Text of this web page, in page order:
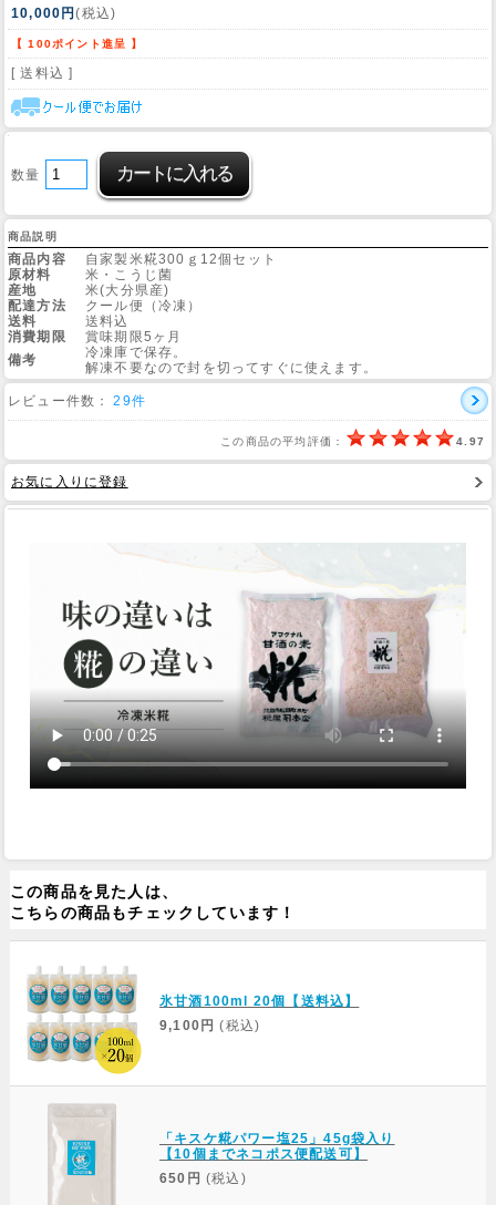
Site
10,000円(税込)
【 100ポイント進呈 】
[ 送料込 ]
数量
商品説明
商品内容
自家製米糀300ｇ12個セット
原材料
米・こうじ菌
産地
米(大分県産)
配達方法
クール便（冷凍）
送料
送料込
消費期限
賞味期限5ヶ月
備考
冷凍庫で保存。
解凍不要なので封を切ってすぐに使えます。
レビュー件数： 29件
この商品の平均評価： 4.97
お気に入りに登録
この商品を見た人は、
こちらの商品もチェックしています！
氷甘酒100ml 20個【送料込】
9,100円 (税込)
「キスケ糀パワー塩25」45g袋入り
【10個までネコポス便配送可】
650円 (税込)